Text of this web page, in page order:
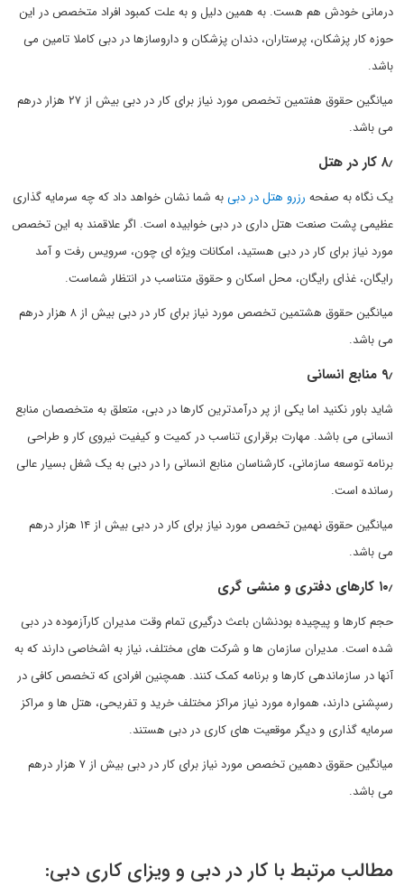
درمانی خودش هم هست. به همین دلیل و به علت کمبود افراد متخصص در این
حوزه کار پزشکان، پرستاران، دندان پزشکان و داروسازها در دبی کاملا تامین می
باشد.
میانگین حقوق هفتمین تخصص مورد نیاز برای کار در دبی بیش از ۲۷ هزار درهم
می باشد.
۸٫ کار در هتل
یک نگاه به صفحه رزرو هتل در دبیبه شما نشان خواهد داد که چه سرمایه گذاری
عظیمی پشت صنعت هتل داری در دبی خوابیده است. اگر علاقمند به این تخصص
مورد نیاز برای کار در دبی هستید، امکانات ویژه ای چون، سرویس رفت و آمد
رایگان، غذای رایگان، محل اسکان و حقوق متناسب در انتظار شماست.
میانگین حقوق هشتمین تخصص مورد نیاز برای کار در دبی بیش از ۸ هزار درهم
می باشد.
۹٫ منابع انسانی
شاید باور نکنید اما یکی از پر درآمدترین کارها در دبی، متعلق به متخصصان منابع
انسانی می باشد. مهارت برقراری تناسب در کمیت و کیفیت نیروی کار و طراحی
برنامه توسعه سازمانی، کارشناسان منابع انسانی را در دبی به یک شغل بسیار عالی
رسانده است.
میانگین حقوق نهمین تخصص مورد نیاز برای کار در دبی بیش از ۱۴ هزار درهم
می باشد.
۱۰٫ کارهای دفتری و منشی گری
حجم کارها و پیچیده بودنشان باعث درگیری تمام وقت مدیران کارآزموده در دبی
شده است. مدیران سازمان ها و شرکت های مختلف، نیاز به اشخاصی دارند که به
آنها در سازماندهی کارها و برنامه کمک کنند. همچنین افرادی که تخصص کافی در
رسپشنی دارند، همواره مورد نیاز مراکز مختلف خرید و تفریحی، هتل ها و مراکز
سرمایه گذاری و دیگر موقعیت های کاری در دبی هستند.
میانگین حقوق دهمین تخصص مورد نیاز برای کار در دبی بیش از ۷ هزار درهم
می باشد.
مطالب مرتبط با کار در دبی و ویزای کاری دبی: